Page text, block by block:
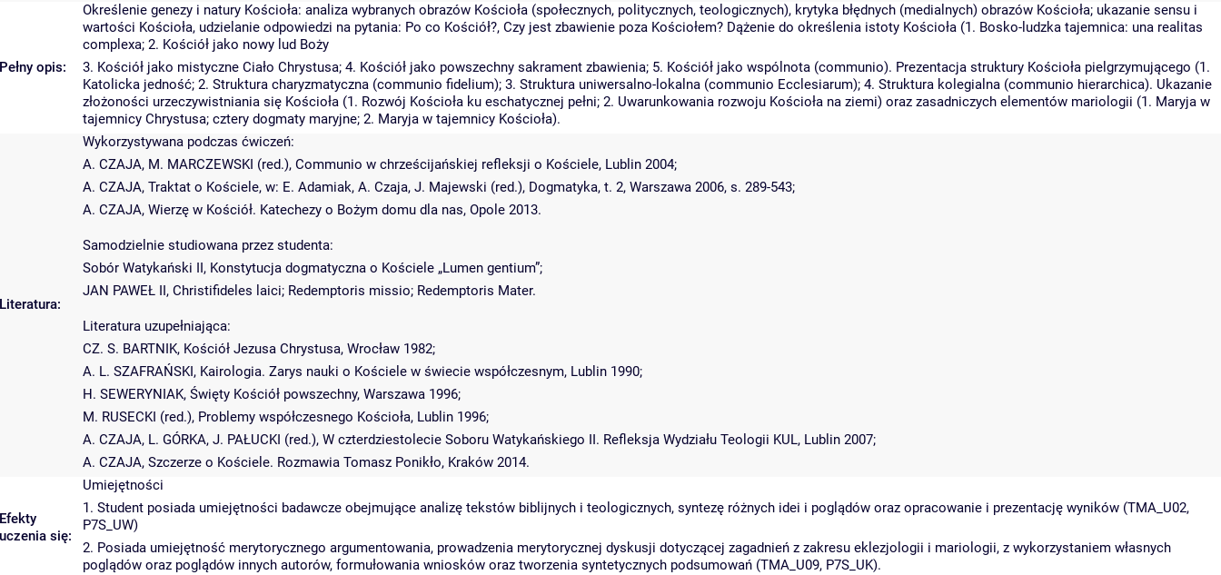
Pełny opis:
Określenie genezy i natury Kościoła: analiza wybranych obrazów Kościoła (społecznych, politycznych, teologicznych), krytyka błędnych (medialnych) obrazów Kościoła; ukazanie sensu i
wartości Kościoła, udzielanie odpowiedzi na pytania: Po co Kościół?, Czy jest zbawienie poza Kościołem? Dążenie do określenia istoty Kościoła (1. Bosko-ludzka tajemnica: una realitas
complexa; 2. Kościół jako nowy lud Boży
3. Kościół jako mistyczne Ciało Chrystusa; 4. Kościół jako powszechny sakrament zbawienia; 5. Kościół jako wspólnota (communio). Prezentacja struktury Kościoła pielgrzymującego (1.
Katolicka jedność; 2. Struktura charyzmatyczna (communio fidelium); 3. Struktura uniwersalno-lokalna (communio Ecclesiarum); 4. Struktura kolegialna (communio hierarchica). Ukazanie
złożoności urzeczywistniania się Kościoła (1. Rozwój Kościoła ku eschatycznej pełni; 2. Uwarunkowania rozwoju Kościoła na ziemi) oraz zasadniczych elementów mariologii (1. Maryja w
tajemnicy Chrystusa; cztery dogmaty maryjne; 2. Maryja w tajemnicy Kościoła).
Literatura:
Wykorzystywana podczas ćwiczeń:
A. CZAJA, M. MARCZEWSKI (red.), Communio w chrześcijańskiej refleksji o Kościele, Lublin 2004;
A. CZAJA, Traktat o Kościele, w: E. Adamiak, A. Czaja, J. Majewski (red.), Dogmatyka, t. 2, Warszawa 2006, s. 289-543;
A. CZAJA, Wierzę w Kościół. Katechezy o Bożym domu dla nas, Opole 2013.
Samodzielnie studiowana przez studenta:
Sobór Watykański II, Konstytucja dogmatyczna o Kościele „Lumen gentium”;
JAN PAWEŁ II, Christifideles laici; Redemptoris missio; Redemptoris Mater.
Literatura uzupełniająca:
CZ. S. BARTNIK, Kościół Jezusa Chrystusa, Wrocław 1982;
A. L. SZAFRAŃSKI, Kairologia. Zarys nauki o Kościele w świecie współczesnym, Lublin 1990;
H. SEWERYNIAK, Święty Kościół powszechny, Warszawa 1996;
M. RUSECKI (red.), Problemy współczesnego Kościoła, Lublin 1996;
A. CZAJA, L. GÓRKA, J. PAŁUCKI (red.), W czterdziestolecie Soboru Watykańskiego II. Refleksja Wydziału Teologii KUL, Lublin 2007;
A. CZAJA, Szczerze o Kościele. Rozmawia Tomasz Ponikło, Kraków 2014.
Efekty
uczenia się:
Umiejętności
1. Student posiada umiejętności badawcze obejmujące analizę tekstów biblijnych i teologicznych, syntezę różnych idei i poglądów oraz opracowanie i prezentację wyników (TMA_U02,
P7S_UW)
2. Posiada umiejętność merytorycznego argumentowania, prowadzenia merytorycznej dyskusji dotyczącej zagadnień z zakresu eklezjologii i mariologii, z wykorzystaniem własnych
poglądów oraz poglądów innych autorów, formułowania wniosków oraz tworzenia syntetycznych podsumowań (TMA_U09, P7S_UK).